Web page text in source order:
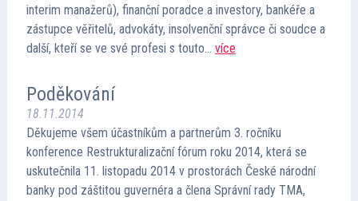
Kontakt
Cena TMA
Průvodce insolvencí
interim manažerů), finanční poradce a investory, bankéře a
zástupce věřitelů, advokáty, insolvenční správce či soudce a
další, kteří se ve své profesi s touto… více
Poděkování
18.11.2014
Děkujeme všem účastníkům a partnerům 3. ročníku
konference Restrukturalizační fórum roku 2014, která se
uskutečnila 11. listopadu 2014 v prostorách České národní
banky pod záštitou guvernéra a člena Správní rady TMA,